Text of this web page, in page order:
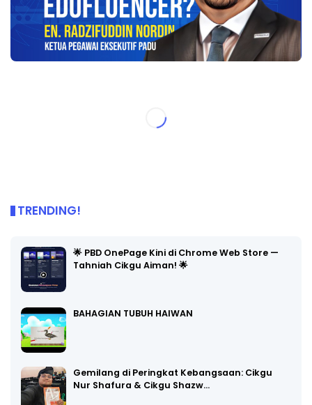
TRENDING!
🌟 PBD OnePage Kini di Chrome Web Store —
Tahniah Cikgu Aiman! 🌟
BAHAGIAN TUBUH HAIWAN
Gemilang di Peringkat Kebangsaan: Cikgu
Nur Shafura & Cikgu Shazw…